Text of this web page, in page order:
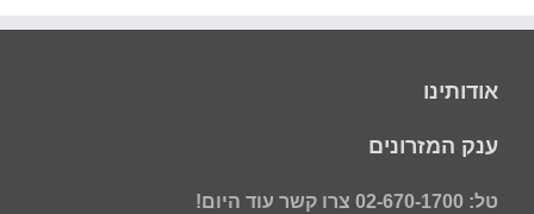
אודותינו
ענק המזרונים
טל: 02-670-1700 צרו קשר עוד היום!